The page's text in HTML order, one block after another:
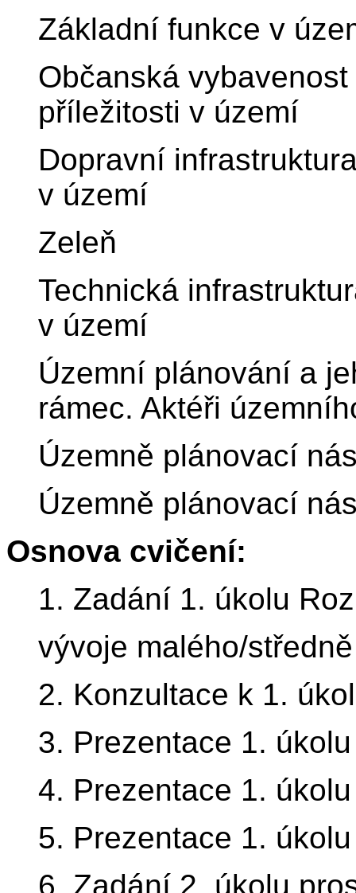
Základní funkce v
Občanská
příležitosti v území
Dopravní
v území
Zeleň
Technická
v území
Územní plánování a
rámec. Aktéři
Územně plánovací
Územně plánovací
Osnova cvičení:
1. Zadání 1. úkolu
vývoje malého/
2. Konzultace k 1.
3. Prezentace 1.
4. Prezentace 1.
5. Prezentace 1.
6. Zadání 2. úkolu